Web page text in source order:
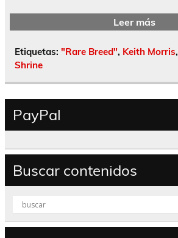
Leer más
Etiquetas: "Rare Breed", Keith Morris,
Shrine
PayPal
Buscar contenidos